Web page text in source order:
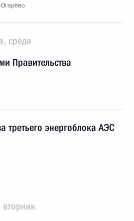
среда
Правительства
третьего энергоблока АЭС